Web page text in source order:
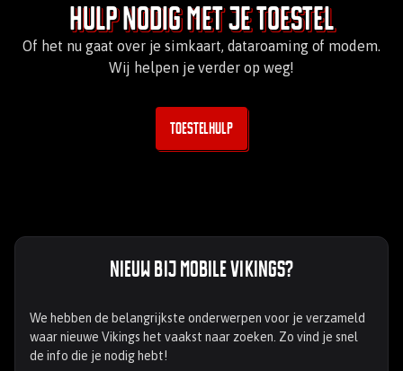
Hulp nodig met je toestel
Of het nu gaat over je simkaart, dataroaming of modem.
Wij helpen je verder op weg!
Toestelhulp
Nieuw bij Mobile Vikings?
We hebben de belangrijkste onderwerpen voor je verzameld
waar nieuwe Vikings het vaakst naar zoeken. Zo vind je snel
de info die je nodig hebt!